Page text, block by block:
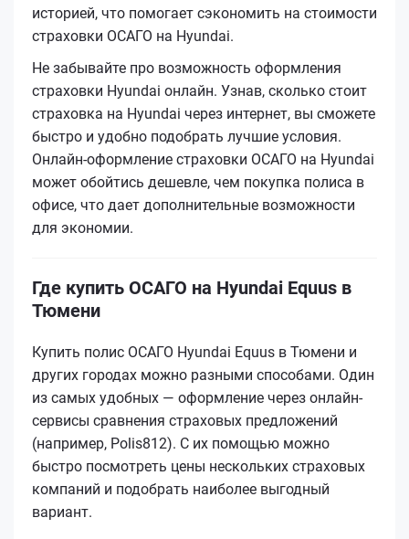
историей, что помогает сэкономить на стоимости
страховки ОСАГО на Hyundai.
Не забывайте про возможность оформления
страховки Hyundai онлайн. Узнав, сколько стоит
страховка на Hyundai через интернет, вы сможете
быстро и удобно подобрать лучшие условия.
Онлайн-оформление страховки ОСАГО на Hyundai
может обойтись дешевле, чем покупка полиса в
офисе, что дает дополнительные возможности
для экономии.
Где купить ОСАГО на Hyundai Equus в
Тюмени
Купить полис ОСАГО Hyundai Equus в Тюмени и
других городах можно разными способами. Один
из самых удобных — оформление через онлайн-
сервисы сравнения страховых предложений
(например, Polis812). С их помощью можно
быстро посмотреть цены нескольких страховых
компаний и подобрать наиболее выгодный
вариант.